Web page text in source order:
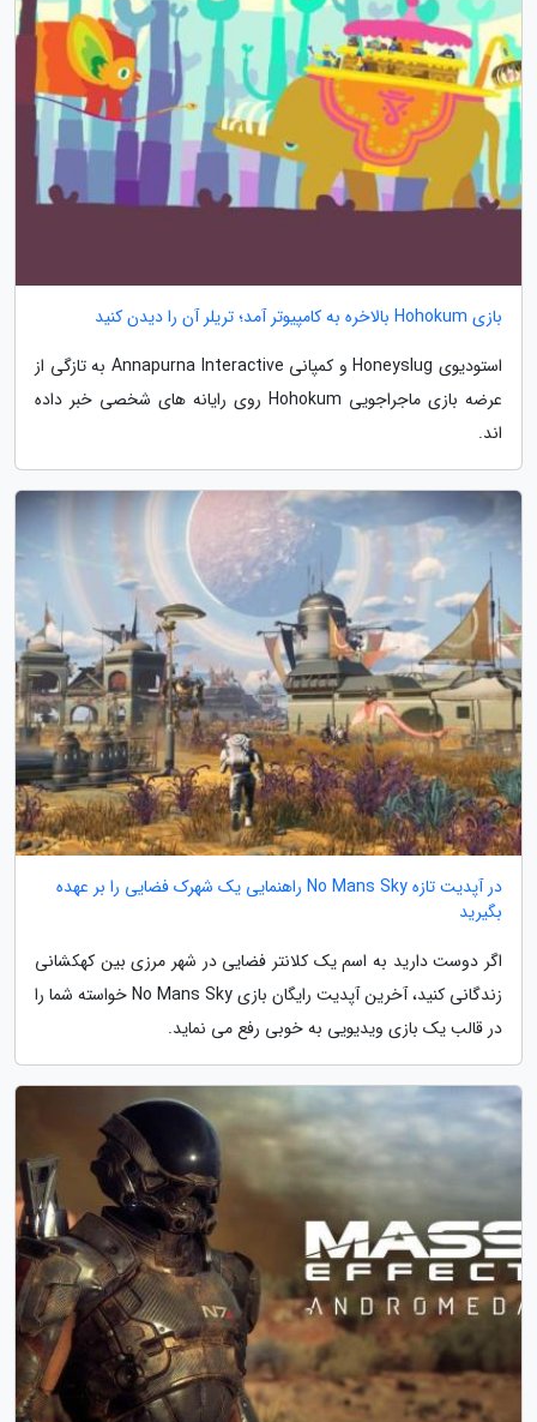
بازی Hohokum بالاخره به کامپیوتر آمد؛ تریلر آن را دیدن کنید
استودیوی Honeyslug و کمپانی Annapurna Interactive به تازگی از
عرضه بازی ماجراجویی Hohokum روی رایانه های شخصی خبر داده
اند.
در آپدیت تازه No Mans Sky راهنمایی یک شهرک فضایی را بر عهده
بگیرید
اگر دوست دارید به اسم یک کلانتر فضایی در شهر مرزی بین کهکشانی
زندگانی کنید، آخرین آپدیت رایگان بازی No Mans Sky خواسته شما را
در قالب یک بازی ویدیویی به خوبی رفع می نماید.